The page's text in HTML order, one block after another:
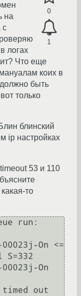
0
1
на
с
логах
Что еще
коих в
должно быть
только
блинский
ip настройках
53 и 110
то
run:
On <=
On
timed out